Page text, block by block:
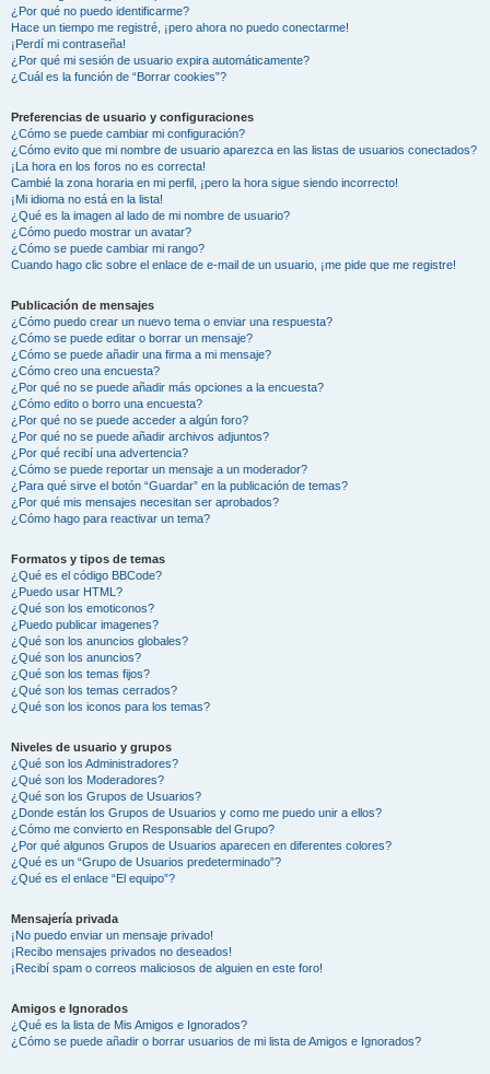
¿Por qué no puedo identificarme?
Hace un tiempo me registré, ¡pero ahora no puedo conectarme!
¡Perdí mi contraseña!
¿Por qué mi sesión de usuario expira automáticamente?
¿Cuál es la función de “Borrar cookies”?
Preferencias de usuario y configuraciones
¿Cómo se puede cambiar mi configuración?
¿Cómo evito que mi nombre de usuario aparezca en las listas de usuarios conectados?
¡La hora en los foros no es correcta!
Cambié la zona horaria en mi perfil, ¡pero la hora sigue siendo incorrecto!
¡Mi idioma no está en la lista!
¿Qué es la imagen al lado de mi nombre de usuario?
¿Cómo puedo mostrar un avatar?
¿Cómo se puede cambiar mi rango?
Cuando hago clic sobre el enlace de e-mail de un usuario, ¡me pide que me registre!
Publicación de mensajes
¿Cómo puedo crear un nuevo tema o enviar una respuesta?
¿Cómo se puede editar o borrar un mensaje?
¿Cómo se puede añadir una firma a mi mensaje?
¿Cómo creo una encuesta?
¿Por qué no se puede añadir más opciones a la encuesta?
¿Cómo edito o borro una encuesta?
¿Por qué no se puede acceder a algún foro?
¿Por qué no se puede añadir archivos adjuntos?
¿Por qué recibí una advertencia?
¿Cómo se puede reportar un mensaje a un moderador?
¿Para qué sirve el botón “Guardar” en la publicación de temas?
¿Por qué mis mensajes necesitan ser aprobados?
¿Cómo hago para reactivar un tema?
Formatos y tipos de temas
¿Qué es el código BBCode?
¿Puedo usar HTML?
¿Qué son los emoticonos?
¿Puedo publicar imagenes?
¿Qué son los anuncios globales?
¿Qué son los anuncios?
¿Qué son los temas fijos?
¿Qué son los temas cerrados?
¿Qué son los iconos para los temas?
Niveles de usuario y grupos
¿Qué son los Administradores?
¿Qué son los Moderadores?
¿Qué son los Grupos de Usuarios?
¿Donde están los Grupos de Usuarios y como me puedo unir a ellos?
¿Cómo me convierto en Responsable del Grupo?
¿Por qué algunos Grupos de Usuarios aparecen en diferentes colores?
¿Qué es un “Grupo de Usuarios predeterminado”?
¿Qué es el enlace “El equipo”?
Mensajería privada
¡No puedo enviar un mensaje privado!
¡Recibo mensajes privados no deseados!
¡Recibí spam o correos maliciosos de alguien en este foro!
Amigos e Ignorados
¿Qué es la lista de Mis Amigos e Ignorados?
¿Cómo se puede añadir o borrar usuarios de mi lista de Amigos e Ignorados?